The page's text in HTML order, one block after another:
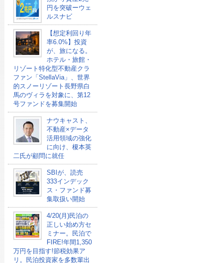
円を突破ーウェ
ルスナビ
【想定利回り年
率6.0%】投資
が、旅になる。
ホテル・旅館・
リゾート特化型不動産クラ
ファン「StellaVia」、世界
的スノーリゾート長野県白
馬のヴィラを対象に、第12
号ファンドを募集開始
ナウキャスト、
不動産×データ
活用領域の強化
に向け、榎本英
二氏が顧問に就任
SBIが、読売
333インデック
ス・ファンド募
集取扱い開始
4/20(月)民泊の
正しい始め方セ
ミナー。民泊で
FIRE!年間1,350
万円を目指す!節税効果ア
リ。民泊投資家を多数輩出